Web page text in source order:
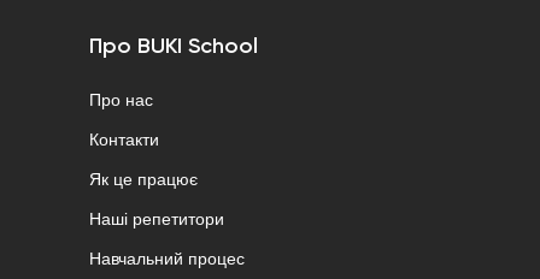
Про BUKI School
Про нас
Контакти
Як це працює
Наші репетитори
Навчальний процес